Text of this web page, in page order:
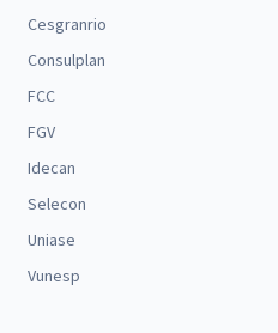
Cesgranrio
Consulplan
FCC
FGV
Idecan
Selecon
Uniase
Vunesp